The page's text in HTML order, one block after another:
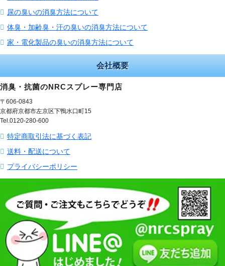
尿の臭いの消臭方法について
体臭・加齢臭・汗の臭いの消臭方法について
家・電化製品の臭いの消臭方法について
会社概要
消臭・抗菌のNRCスプレー専門店
〒606-0843
京都府京都市左京区下鴨水口町15
Tel.0120-280-600
特定商取引法に基づく表記
送料・配送について
プライバシーポリシー